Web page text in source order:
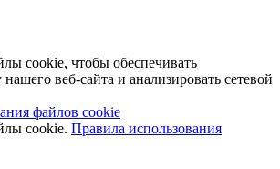
cookie, чтобы обеспечивать
веб-сайта и анализировать сетевой
файлов cookie
cookie. Правила использования